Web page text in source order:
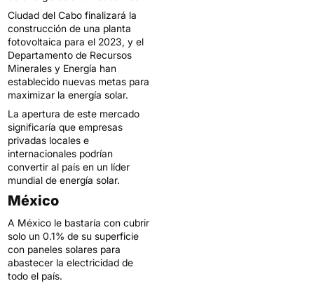
Ciudad del Cabo finalizará la
construcción de una planta
fotovoltaica para el 2023, y el
Departamento de Recursos
Minerales y Energía han
establecido nuevas metas para
maximizar la energía solar.
La apertura de este mercado
significaría que empresas
privadas locales e
internacionales podrían
convertir al país en un líder
mundial de energía solar.
México
A México le bastaría con cubrir
solo un 0.1% de su superficie
con paneles solares para
abastecer la electricidad de
todo el país.